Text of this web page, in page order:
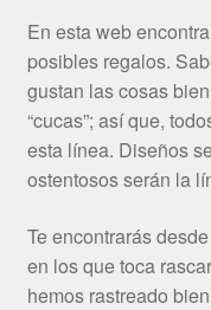
En esta web
posibles regalos.
gustan las cosas
“cucas”; así que,
esta línea. Diseños
ostentosos serán la
Te encontrarás
en los que toca
hemos rastreado